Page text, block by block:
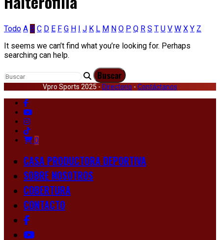
Todo A B C D E F G H I J K L M N O P Q R S T U V W X Y Z
It seems we can’t find what you’re looking for. Perhaps
searching can help.
Vpro Sports 2025 - Directorio - Contáctanos
0
CASA PRODUCTORA DEPORTIVA
SOBRE NOSOTROS
COBERTURA
CONTACTO